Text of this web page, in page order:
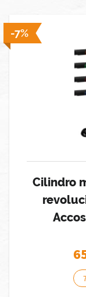
-7%
Cilindro